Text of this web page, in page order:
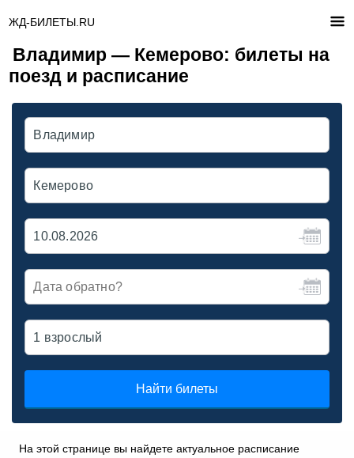
ЖД-БИЛЕТЫ.RU
Владимир — Кемерово: билеты на
поезд и расписание
Найти билеты
На этой странице вы найдете актуальное расписание